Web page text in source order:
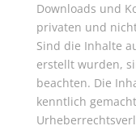
Downloads und
privaten und
Sind die Inhalte
erstellt wurden,
beachten. Die
kenntlich